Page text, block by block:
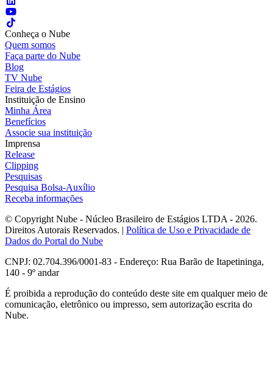
Conheça o Nube
Quem somos
Faça parte do Nube
Blog
TV Nube
Feira de Estágios
Instituição de Ensino
Minha Área
Benefícios
Associe sua instituição
Imprensa
Release
Clipping
Pesquisas
Pesquisa Bolsa-Auxílio
Receba informações
© Copyright Nube - Núcleo Brasileiro de Estágios LTDA - 2026.
Direitos Autorais Reservados. | Política de Uso e Privacidade de
Dados do Portal do Nube
CNPJ: 02.704.396/0001-83 - Endereço: Rua Barão de Itapetininga,
140 - 9º andar
É proibida a reprodução do conteúdo deste site em qualquer meio de
comunicação, eletrônico ou impresso, sem autorização escrita do
Nube.